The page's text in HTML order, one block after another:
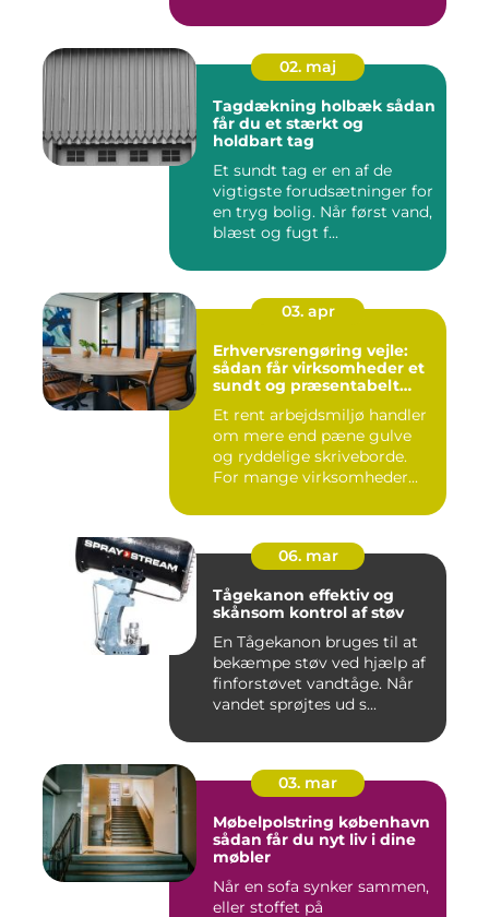
02. maj
Tagdækning holbæk sådan
får du et stærkt og
holdbart tag
Et sundt tag er en af de
vigtigste forudsætninger for
en tryg bolig. Når først vand,
blæst og fugt f...
03. apr
Erhvervsrengøring vejle:
sådan får virksomheder et
sundt og præsentabelt
Et rent arbejdsmiljø handler
om mere end pæne gulve
og ryddelige skriveborde.
For mange virksomheder...
06. mar
Tågekanon effektiv og
skånsom kontrol af støv
En Tågekanon bruges til at
bekæmpe støv ved hjælp af
finforstøvet vandtåge. Når
vandet sprøjtes ud s...
03. mar
Møbelpolstring københavn
sådan får du nyt liv i dine
møbler
Når en sofa synker sammen,
eller stoffet på